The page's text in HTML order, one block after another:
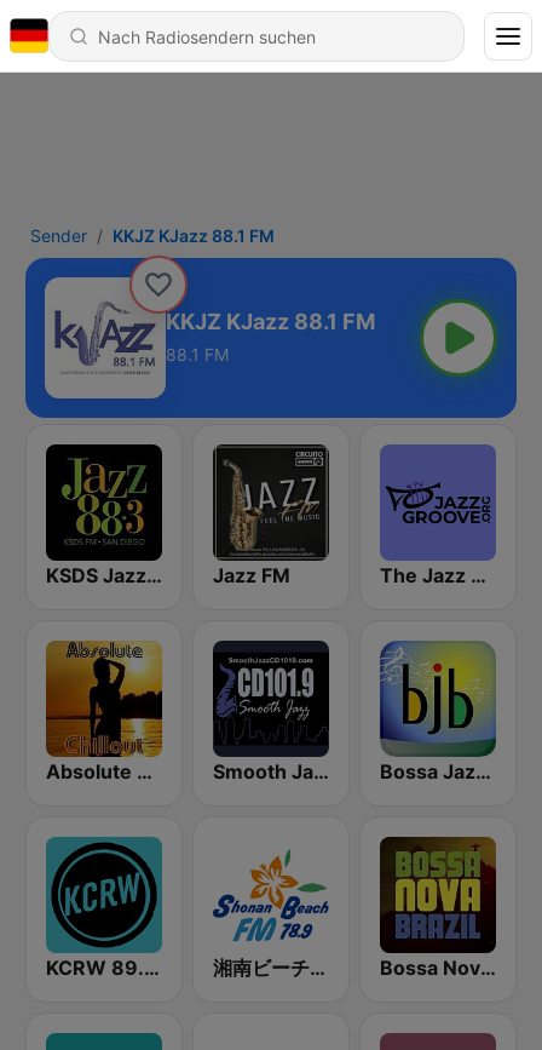
Sender KKJZ KJazz 88.1 FM
KKJZ KJazz 88.1 FM
88.1 FM
KSDS Jazz 88.3 FM Jazz FM The Jazz Groove (Mix #1)
Absolute Chillout Smooth Jazz CD 101.9 FM Bossa Jazz Brasil
KCRW 89.9 FM 湘南ビーチFM (Shonan Beach FM) Bossa Nova Brazil